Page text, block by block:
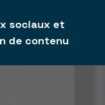
sociaux et
de contenu